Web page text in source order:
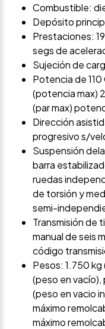
Combustible:
Depósito
Prestaciones:
segs de
Sujeción de
Potencia de 110
(potencia max)
(par max)
Dirección
progresivo s/
Suspensión
barra
ruedas
de torsión y
semi-
Transmisión de
manual de seis
código
Pesos: 1.750 kg
(peso en
(peso en vacio
máximo
máximo